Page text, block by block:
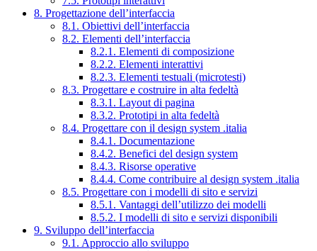
8. Progettazione dell’interfaccia
8.1. Obiettivi dell’interfaccia
8.2. Elementi dell’interfaccia
8.2.1. Elementi di composizione
8.2.2. Elementi interattivi
8.2.3. Elementi testuali (microtesti)
8.3. Progettare e costruire in alta fedeltà
8.3.1. Layout di pagina
8.3.2. Prototipi in alta fedeltà
8.4. Progettare con il design system .italia
8.4.1. Documentazione
8.4.2. Benefici del design system
8.4.3. Risorse operative
8.4.4. Come contribuire al design system .italia
8.5. Progettare con i modelli di sito e servizi
8.5.1. Vantaggi dell’utilizzo dei modelli
8.5.2. I modelli di sito e servizi disponibili
9. Sviluppo dell’interfaccia
9.1. Approccio allo sviluppo